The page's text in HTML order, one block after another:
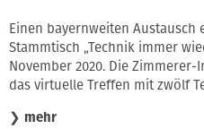
Einen bayernweiten Austausch
Stammtisch „Technik immer
November 2020. Die
das virtuelle Treffen mit zwölf
❯ mehr